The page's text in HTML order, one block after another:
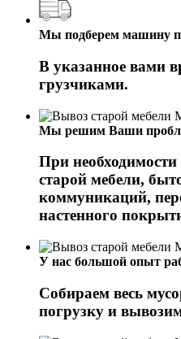
Мы подберем машину
В указанное вами
грузчиками.
Мы решим Ваши
При
старой мебели,
коммуникаций,
настенного
У нас большой опыт
Собираем весь
погрузку и